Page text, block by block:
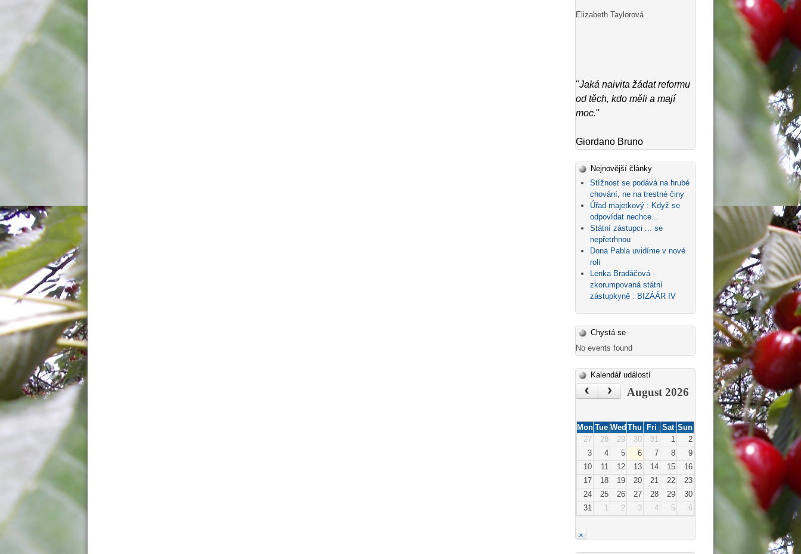
Elizabeth Taylorová
"Jaká naivita žádat reformu
od těch, kdo měli a mají
moc."
Giordano Bruno
Nejnovější články
Stížnost se podává na hrubé
chování, ne na trestné činy
Úřad majetkový : Když se
odpovídat nechce...
Státní zástupci ... se
nepřetrhnou
Dona Pabla uvidíme v nové
roli
Lenka Bradáčová -
zkorumpovaná státní
zástupkyně : BIZÁÁR IV
Chystá se
No events found
Kalendář událostí
‹ › August 2026
Mon Tue Wed Thu Fri Sat Sun
27
28 29 30 31 1
2
3
4 5 6 7 8
9
10
11 12 13 14 15
16
17
18 19 20 21 22
23
24
25 26 27 28 29
30
31
1 2 3 4 5 6
×